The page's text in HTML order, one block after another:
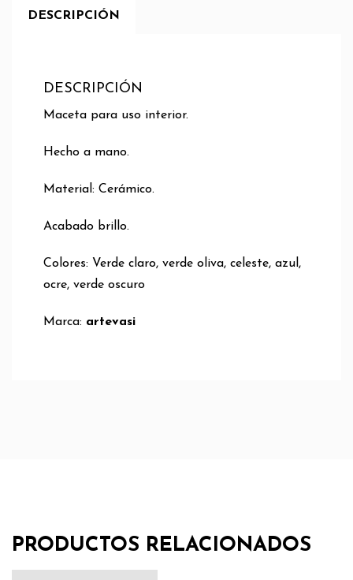
DESCRIPCIÓN
DESCRIPCIÓN
Maceta para uso interior.
Hecho a mano.
Material: Cerámico.
Acabado brillo.
Colores: Verde claro, verde oliva, celeste, azul,
ocre, verde oscuro
Marca: artevasi
PRODUCTOS RELACIONADOS